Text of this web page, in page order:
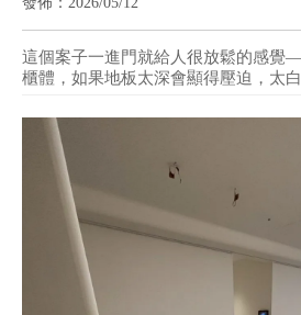
這個案子一進門就給人很放鬆的感覺
櫃體，如果地板太深會顯得壓迫，太